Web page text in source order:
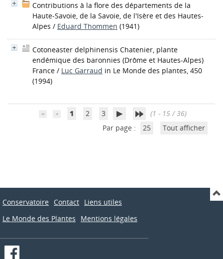
Contributions à la flore des départements de la
Haute-Savoie, de la Savoie, de l'Isère et des Hautes-
Alpes / Eduard Thommen (1941)
Cotoneaster delphinensis Chatenier, plante
endémique des baronnies (Drôme et Hautes-Alpes)
France / Luc Garraud in Le Monde des plantes, 450
(1994)
1 2 3
(1 - 15 / 36)
Par page :
25 Tout afficher
Conservatoire Contact Liens utiles
Le Monde des Plantes
Mentions légales